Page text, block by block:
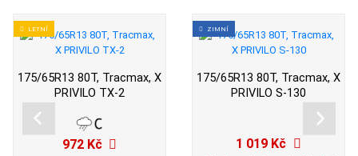
LETNÍ
175/65R13 80T, Tracmax, X
PRIVILO TX-2
972 Kč
ZIMNÍ
175/65R13 80T, Tracmax, X
PRIVILO S-130
1 019 Kč